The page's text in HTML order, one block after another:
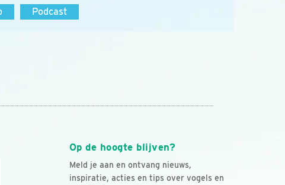
Podcast
Op de hoogte blijven?
Meld je aan en ontvang nieuws,
inspiratie, acties en tips over vogels en